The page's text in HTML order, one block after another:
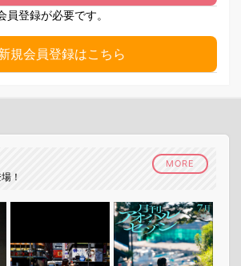
員登録が必要です。
規会員登録はこちら
！
MORE